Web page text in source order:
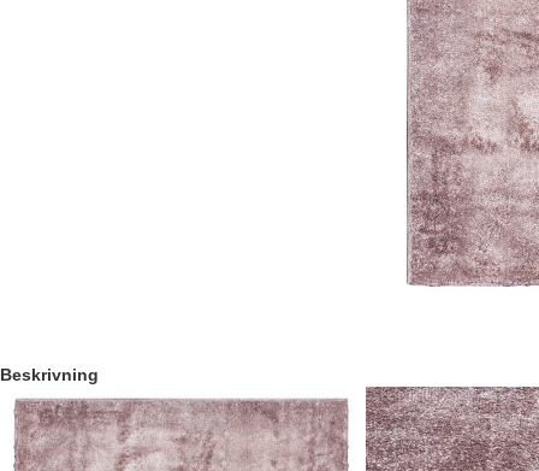
Beskrivning